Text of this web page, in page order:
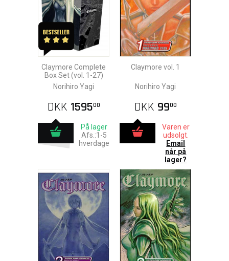
Claymore Complete
Box Set (vol. 1-27)
Norihiro Yagi
DKK 159500
På lager
Afs.:1-5
hverdage
Claymore vol. 1
Norihiro Yagi
DKK 9900
Varen er
udsolgt.
Email
når på
lager?